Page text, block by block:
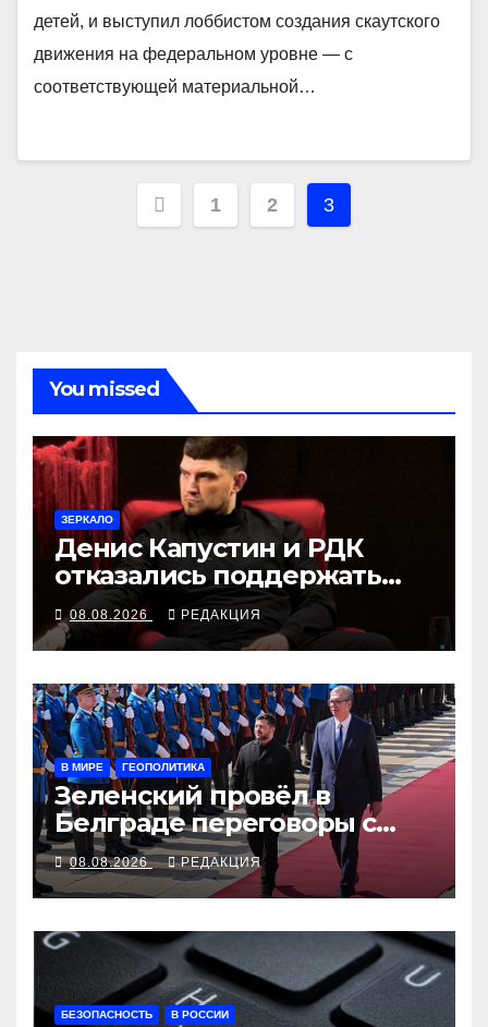
детей, и выступил лоббистом создания скаутского
движения на федеральном уровне — с
соответствующей материальной…
Навигация
1 2 3
You missed
ЗЕРКАЛО
Денис Капустин и РДК
отказались поддержать
партию «Яблоко»
08.08.2026 РЕДАКЦИЯ
В МИРЕ ГЕОПОЛИТИКА
Зеленский провёл в
Белграде переговоры с
Вучичем
08.08.2026 РЕДАКЦИЯ
БЕЗОПАСНОСТЬ В РОССИИ